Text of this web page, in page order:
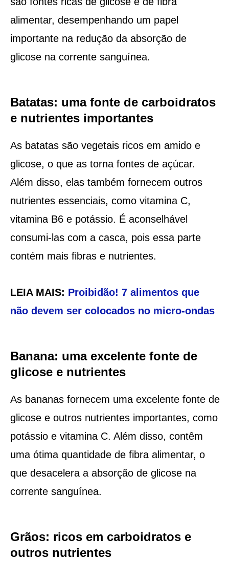
alimentar, desempenhando um papel
importante na redução da absorção de
glicose na corrente sanguínea.
Batatas: uma fonte de carboidratos
e nutrientes importantes
As batatas são vegetais ricos em amido e
glicose, o que as torna fontes de açúcar.
Além disso, elas também fornecem outros
nutrientes essenciais, como vitamina C,
vitamina B6 e potássio. É aconselhável
consumi-las com a casca, pois essa parte
contém mais fibras e nutrientes.
LEIA MAIS: Proibidão! 7 alimentos que
não devem ser colocados no micro-ondas
Banana: uma excelente fonte de
glicose e nutrientes
As bananas fornecem uma excelente fonte de
glicose e outros nutrientes importantes, como
potássio e vitamina C. Além disso, contêm
uma ótima quantidade de fibra alimentar, o
que desacelera a absorção de glicose na
corrente sanguínea.
Grãos: ricos em carboidratos e
outros nutrientes